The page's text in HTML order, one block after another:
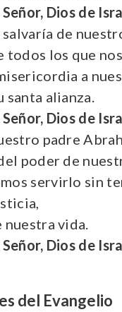
Dios de
de
todos los que
a
santa alianza.
Dios de
padre
poder de
servirlo sin
nuestra vida.
Dios de
del Evangelio